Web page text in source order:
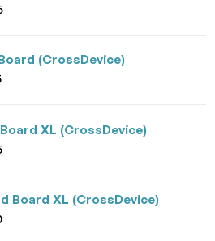
(CrossDevice)
XL (CrossDevice)
Board XL (CrossDevice)